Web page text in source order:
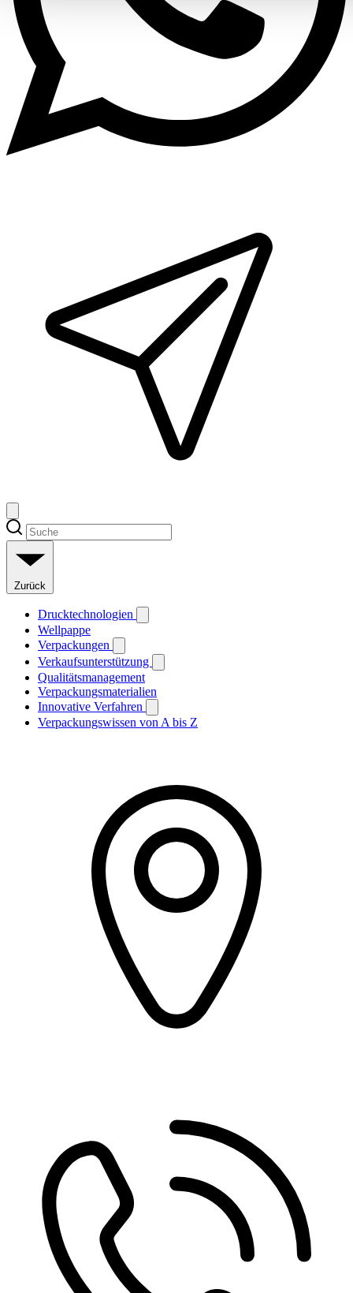
Zurück
Drucktechnologien
Wellpappe
Verpackungen
Verkaufsunterstützung
Qualitätsmanagement
Verpackungsmaterialien
Innovative Verfahren
Verpackungswissen von A bis Z